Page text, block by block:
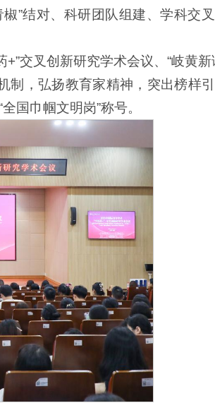
”结对、科研团队组建、学科交
交叉创新研究学术会议、“岐黄新
，弘扬教育家精神，突出榜样引
国巾帼文明岗”称号。